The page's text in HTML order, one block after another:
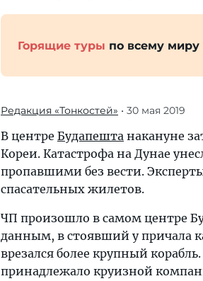
Горящие туры по всему миру
Редакция «Тонкостей» • 30 мая 2019
В центре Будапешта накануне
Кореи. Катастрофа на Дунае
пропавшими без вести.
спасательных жилетов.
ЧП произошло в самом центре
данным, в стоявший у причала
врезался более крупный
принадлежало круизной